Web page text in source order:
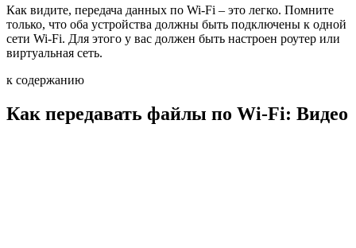
Как видите, передача данных по Wi-Fi – это легко. Помните
только, что оба устройства должны быть подключены к одной
сети Wi-Fi. Для этого у вас должен быть настроен роутер или
виртуальная сеть.
к содержанию
Как передавать файлы по Wi-Fi: Видео